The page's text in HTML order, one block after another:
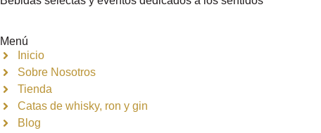
Menú
Inicio
Sobre Nosotros
Tienda
Catas de whisky, ron y gin
Blog